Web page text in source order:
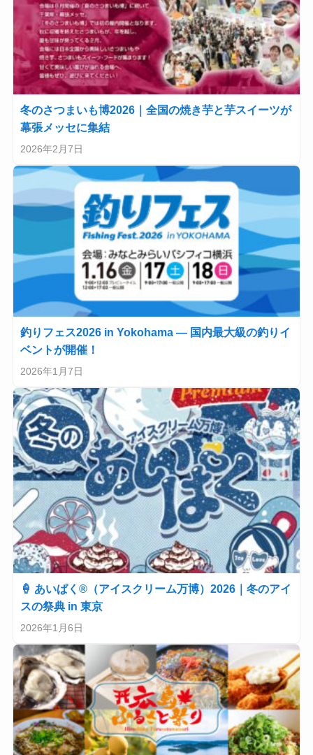
冬のさつまいも博2026｜全国の焼き芋と芋スイーツが
幕張メッセに集結
2026年2月7日
釣りフェス2026 in Yokohama — 国内最大級の釣りイ
ベントが開催！
2026年1月7日
🍦 あいぱく®（アイスクリーム万博）2026｜冬のアイ
スの祭典 in 東京
2026年1月6日